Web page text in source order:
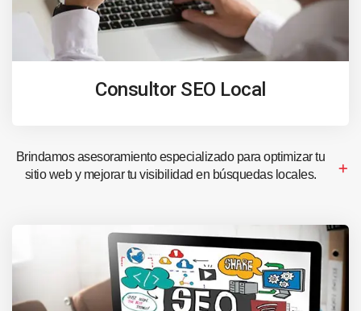
Consultor SEO Local
Brindamos asesoramiento especializado para optimizar tu
sitio web y mejorar tu visibilidad en búsquedas locales.